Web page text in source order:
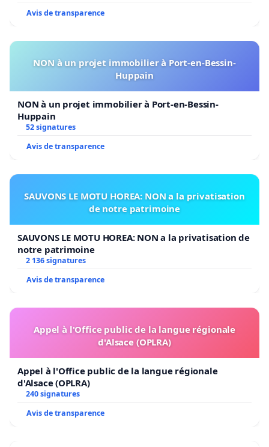
Avis de transparence
NON à un projet immobilier à Port-en-Bessin-
Huppain
NON à un projet immobilier à Port-en-Bessin-
Huppain
52 signatures
Avis de transparence
SAUVONS LE MOTU HOREA: NON a la privatisation
de notre patrimoine
SAUVONS LE MOTU HOREA: NON a la privatisation de
notre patrimoine
2 136 signatures
Avis de transparence
Appel à l'Office public de la langue régionale
d'Alsace (OPLRA)
Appel à l'Office public de la langue régionale
d'Alsace (OPLRA)
240 signatures
Avis de transparence